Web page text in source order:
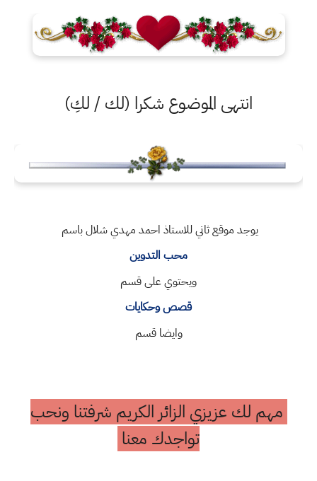
انتهى الموضوع شكرا (لك / لكِ)
يوجد موقع ثاني للاستاذ احمد مهدي شلال باسم
محب التدوين
ويحتوي على قسم
قصص وحكايات
وايضا قسم
مهم لك عزيزي الزائر الكريم شرفتنا ونحب
تواجدك معنا